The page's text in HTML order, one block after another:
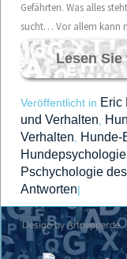
Gefährten. Was alles
sucht… Vor allem kann
Lesen Sie
Veröffentlicht in Eric
und Verhalten
Verhalten
Hunde-
Hundepsychologie
Pschychologie
Antworten|
Design by Artpepper.de